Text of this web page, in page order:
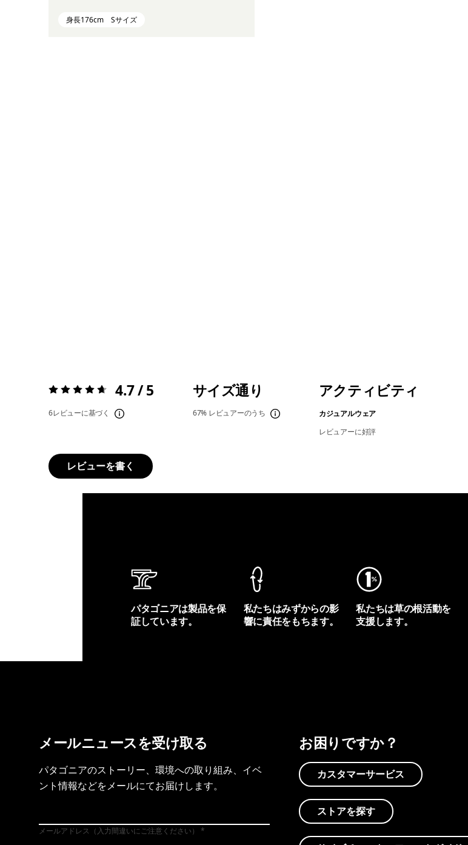
身長176cm Sサイズ
評価:4.7 / 5 4.7 / 5
6レビューに基づく
サイズ通り
67% レビュアーのうち
アクティビティ
カジュアルウェア
レビュアーに好評
レビューを書く
パタゴニアは製品を保
証しています。
私たちはみずからの影
響に責任をもちます。
私たちは草の根活動を
支援します。
メールニュースを受け取る
パタゴニアのストーリー、環境への取り組み、イベ
ント情報などをメールにてお届けします。
メールアドレス（入力間違いにご注意ください）
お困りですか？
カスタマーサービス
ストアを探す